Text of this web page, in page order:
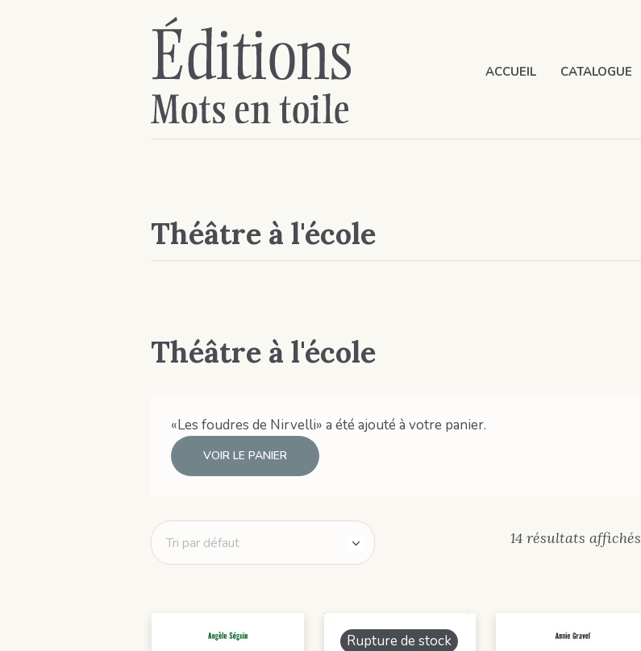
ACCUEIL CATALOGUE
Théâtre à l'école
Théâtre à l'école
«Les foudres de Nirvelli» a été ajouté à votre panier.
VOIR LE PANIER
14 résultats affichés
Rupture de stock